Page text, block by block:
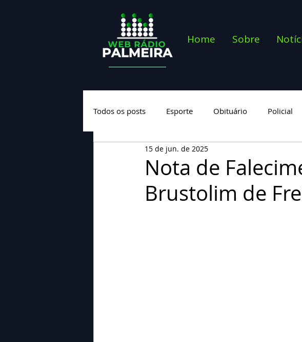
Home Sobre
Todos os posts Esporte Obituário Policial
Geral Nova categoria
Nota de
Brustolim de
15 de jun. de 2025